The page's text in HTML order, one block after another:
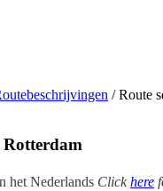
/ Route
Rotterdam
het Nederlands Clickhere